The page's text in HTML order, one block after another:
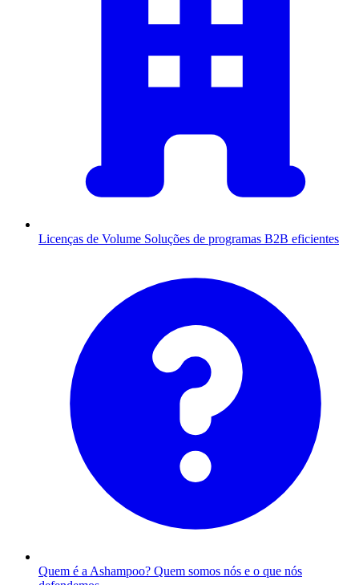
Licenças de Volume Soluções de programas B2B eficientes
Quem é a Ashampoo? Quem somos nós e o que nós